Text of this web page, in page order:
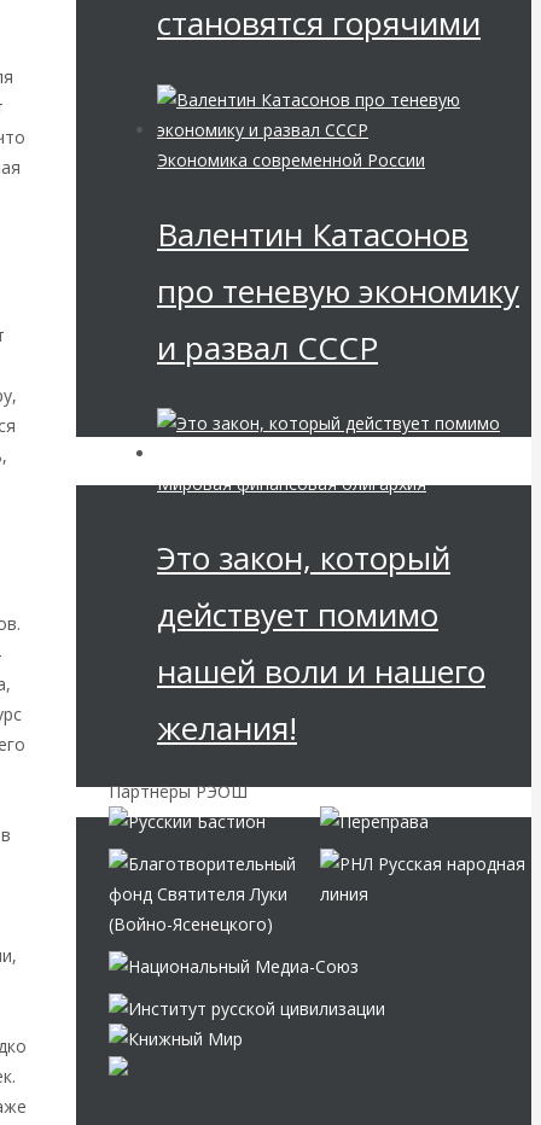
становятся горячими
Экономика современной России
Валентин Катасонов
про теневую экономику
и развал СССР
Мировая финансовая олигархия
Это закон, который
действует помимо
нашей воли и нашего
желания!
Партнёры РЭОШ